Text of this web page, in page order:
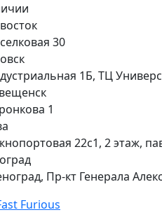
30
1Б, ТЦ
1
22с1, 2 этаж,
Пр-кт Генерала
Furious